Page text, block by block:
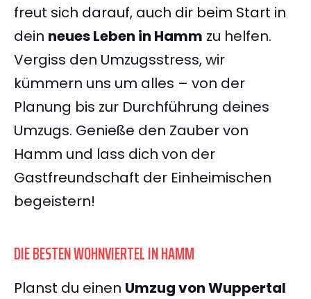
freut sich darauf, auch dir beim Start in
dein neues Leben in Hamm zu helfen.
Vergiss den Umzugsstress, wir
kümmern uns um alles – von der
Planung bis zur Durchführung deines
Umzugs. Genieße den Zauber von
Hamm und lass dich von der
Gastfreundschaft der Einheimischen
begeistern!
DIE BESTEN WOHNVIERTEL IN HAMM
Planst du einen Umzug von Wuppertal